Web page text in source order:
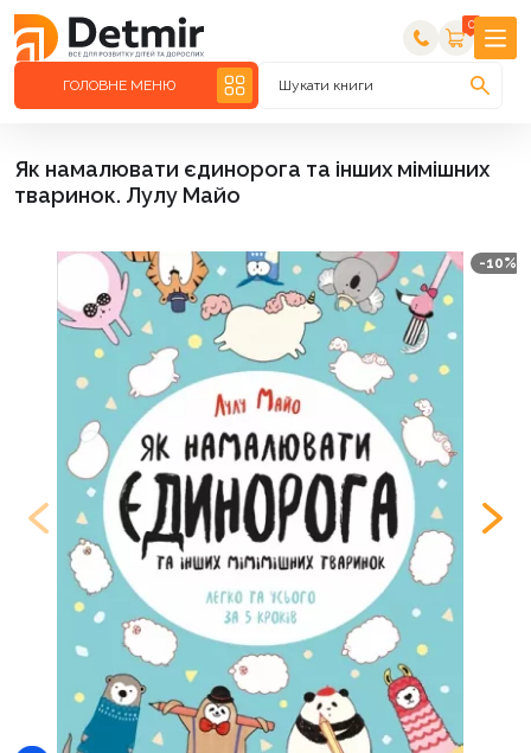
0
ГОЛОВНЕ МЕНЮ Шукати книги
Як намалювати єдинорога та інших мімішних
тваринок. Лулу Майо
-10%